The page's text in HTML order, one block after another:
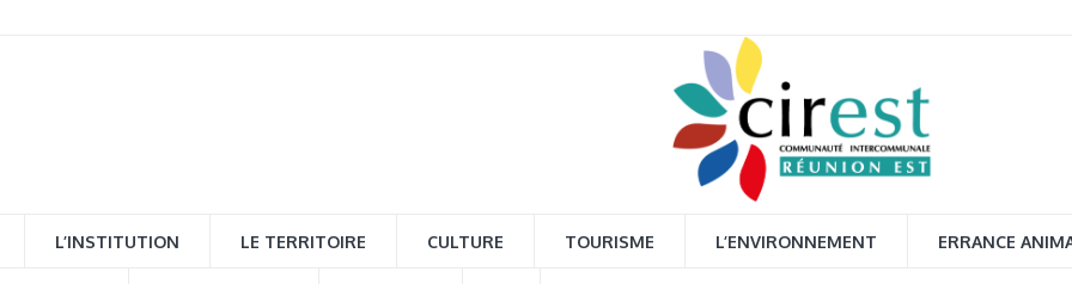
L’INSTITUTION LE TERRITOIRE CULTURE TOURISME L’ENVIRONNEMENT ERRANCE